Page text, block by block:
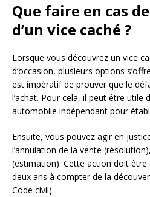
Que faire en cas
d’un vice caché ?
Lorsque vous découvrez un vice
d’occasion, plusieurs options
est impératif de prouver que le
l’achat. Pour cela, il peut être utile
automobile indépendant pour
Ensuite, vous pouvez agir en
l’annulation de la vente
(estimation). Cette action doit être
deux ans à compter de la
Code civil).